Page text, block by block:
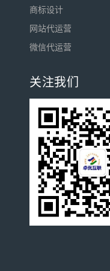
商标设计
网站代运营
微信代运营
关注我们